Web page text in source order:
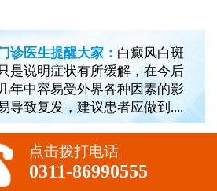
诊医生提醒大家： 白癜风白斑
是说明症状有所缓解，在今后
年中容易受外界各种因素的影
导致复发，建议患者应做到....
点击拨打电话
0311-86990555